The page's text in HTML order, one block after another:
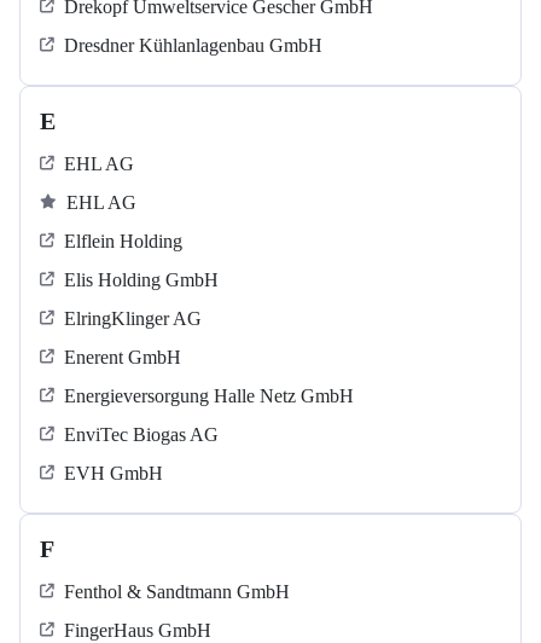
Drekopf Umweltservice Gescher GmbH
Dresdner Kühlanlagenbau GmbH
E
EHL AG
EHL AG
Elflein Holding
Elis Holding GmbH
ElringKlinger AG
Enerent GmbH
Energieversorgung Halle Netz GmbH
EnviTec Biogas AG
EVH GmbH
F
Fenthol & Sandtmann GmbH
FingerHaus GmbH